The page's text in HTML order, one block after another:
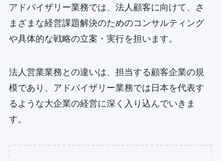
アドバイザリー業務では、法人顧客に向けて、さ
まざまな経営課題解決のためのコンサルティング
や具体的な戦略の立案・実行を担います。
法人営業業務との違いは、担当する顧客企業の規
模であり、アドバイザリー業務では日本を代表す
るような大企業の経営に深く入り込んでいきま
す。